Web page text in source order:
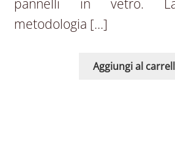
pannelli in vetro.
metodologia […]
Aggiungi al